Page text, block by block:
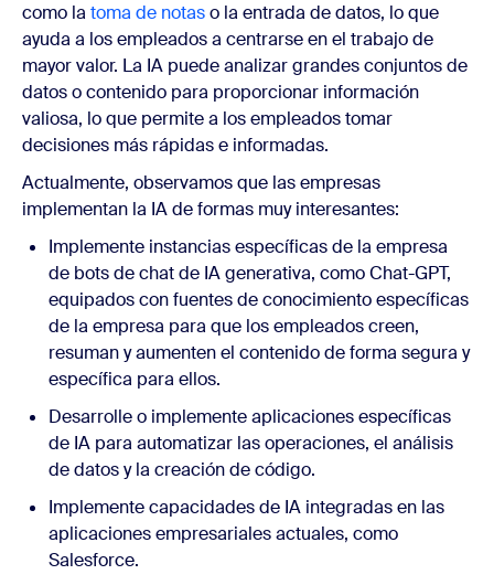
como la toma de notaso la entrada de datos, lo que
ayuda a los empleados a centrarse en el trabajo de
mayor valor. La IA puede analizar grandes conjuntos de
datos o contenido para proporcionar información
valiosa, lo que permite a los empleados tomar
decisiones más rápidas e informadas.
Actualmente, observamos que las empresas
implementan la IA de formas muy interesantes:
Implemente instancias específicas de la empresa
de bots de chat de IA generativa, como Chat-GPT,
equipados con fuentes de conocimiento específicas
de la empresa para que los empleados creen,
resuman y aumenten el contenido de forma segura y
específica para ellos.
Desarrolle o implemente aplicaciones específicas
de IA para automatizar las operaciones, el análisis
de datos y la creación de código.
Implemente capacidades de IA integradas en las
aplicaciones empresariales actuales, como
Salesforce.